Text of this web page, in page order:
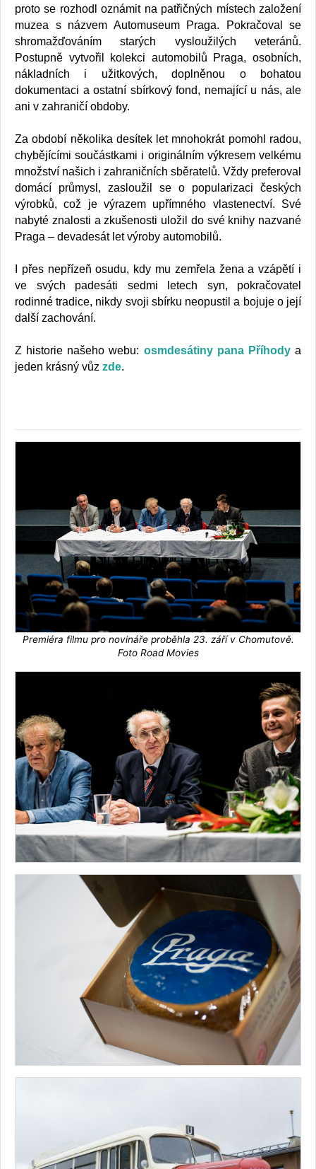
proto se rozhodl oznámit na patřičných místech založení
muzea s názvem Automuseum Praga. Pokračoval se
shromažďováním starých vysloužilých veteránů.
Postupně vytvořil kolekci automobilů Praga, osobních,
nákladních i užitkových, doplněnou o bohatou
dokumentaci a ostatní sbírkový fond, nemající u nás, ale
ani v zahraničí obdoby.
Za období několika desítek let mnohokrát pomohl radou,
chybějícími součástkami i originálním výkresem velkému
množství našich i zahraničních sběratelů. Vždy preferoval
domácí průmysl, zasloužil se o popularizaci českých
výrobků, což je výrazem upřímného vlastenectví. Své
nabyté znalosti a zkušenosti uložil do své knihy nazvané
Praga – devadesát let výroby automobilů.
I přes nepřízeň osudu, kdy mu zemřela žena a vzápětí i
ve svých padesáti sedmi letech syn, pokračovatel
rodinné tradice, nikdy svoji sbírku neopustil a bojuje o její
další zachování.
Z historie našeho webu: osmdesátiny pana Příhodya
jeden krásný vůz zde.
Premiéra filmu pro novináře proběhla 23. září v Chomutově.
Foto Road Movies